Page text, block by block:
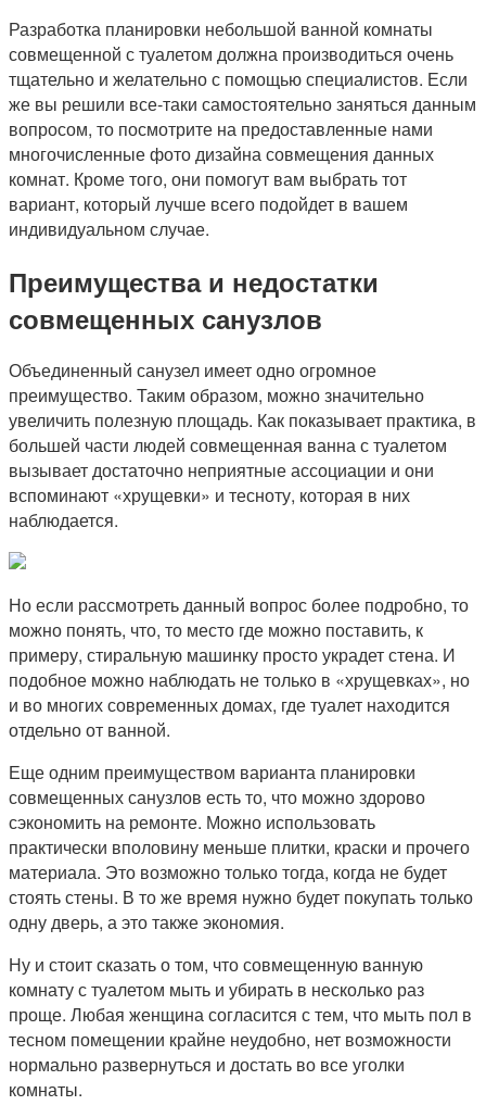
Разработка планировки небольшой ванной комнаты
совмещенной с туалетом должна производиться очень
тщательно и желательно с помощью специалистов. Если
же вы решили все-таки самостоятельно заняться данным
вопросом, то посмотрите на предоставленные нами
многочисленные фото дизайна совмещения данных
комнат. Кроме того, они помогут вам выбрать тот
вариант, который лучше всего подойдет в вашем
индивидуальном случае.
Преимущества и недостатки
совмещенных санузлов
Объединенный санузел имеет одно огромное
преимущество. Таким образом, можно значительно
увеличить полезную площадь. Как показывает практика, в
большей части людей совмещенная ванна с туалетом
вызывает достаточно неприятные ассоциации и они
вспоминают «хрущевки» и тесноту, которая в них
наблюдается.
Но если рассмотреть данный вопрос более подробно, то
можно понять, что, то место где можно поставить, к
примеру, стиральную машинку просто украдет стена. И
подобное можно наблюдать не только в «хрущевках», но
и во многих современных домах, где туалет находится
отдельно от ванной.
Еще одним преимуществом варианта планировки
совмещенных санузлов есть то, что можно здорово
сэкономить на ремонте. Можно использовать
практически вполовину меньше плитки, краски и прочего
материала. Это возможно только тогда, когда не будет
стоять стены. В то же время нужно будет покупать только
одну дверь, а это также экономия.
Ну и стоит сказать о том, что совмещенную ванную
комнату с туалетом мыть и убирать в несколько раз
проще. Любая женщина согласится с тем, что мыть пол в
тесном помещении крайне неудобно, нет возможности
нормально развернуться и достать во все уголки
комнаты.